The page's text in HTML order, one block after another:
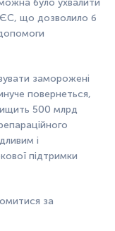
ЄС, що дозволило б
заморожені
повернеться,
500 млрд
і
підтримки
за